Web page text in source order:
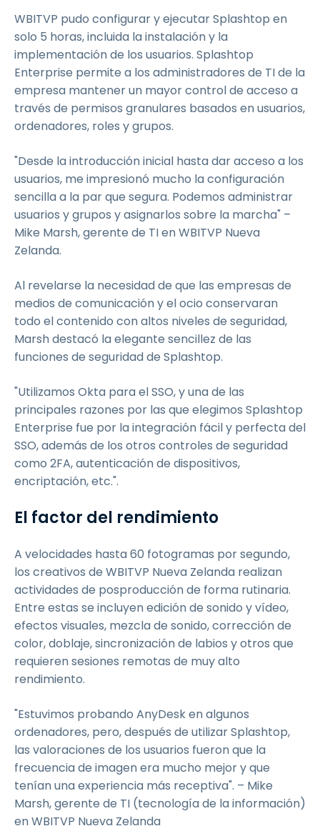
WBITVP pudo configurar y ejecutar Splashtop en
solo 5 horas, incluida la instalación y la
implementación de los usuarios. Splashtop
Enterprise permite a los administradores de TI de la
empresa mantener un mayor control de acceso a
través de permisos granulares basados en usuarios,
ordenadores, roles y grupos.
"Desde la introducción inicial hasta dar acceso a los
usuarios, me impresionó mucho la configuración
sencilla a la par que segura. Podemos administrar
usuarios y grupos y asignarlos sobre la marcha" –
Mike Marsh, gerente de TI en WBITVP Nueva
Zelanda.
Al revelarse la necesidad de que las empresas de
medios de comunicación y el ocio conservaran
todo el contenido con altos niveles de seguridad,
Marsh destacó la elegante sencillez de las
funciones de seguridad de Splashtop.
"Utilizamos Okta para el SSO, y una de las
principales razones por las que elegimos Splashtop
Enterprise fue por la integración fácil y perfecta del
SSO, además de los otros controles de seguridad
como 2FA, autenticación de dispositivos,
encriptación, etc.".
El factor del rendimiento
A velocidades hasta 60 fotogramas por segundo,
los creativos de WBITVP Nueva Zelanda realizan
actividades de posproducción de forma rutinaria.
Entre estas se incluyen edición de sonido y vídeo,
efectos visuales, mezcla de sonido, corrección de
color, doblaje, sincronización de labios y otros que
requieren sesiones remotas de muy alto
rendimiento.
"Estuvimos probando AnyDesk en algunos
ordenadores, pero, después de utilizar Splashtop,
las valoraciones de los usuarios fueron que la
frecuencia de imagen era mucho mejor y que
tenían una experiencia más receptiva". – Mike
Marsh, gerente de TI (tecnología de la información)
en WBITVP Nueva Zelanda